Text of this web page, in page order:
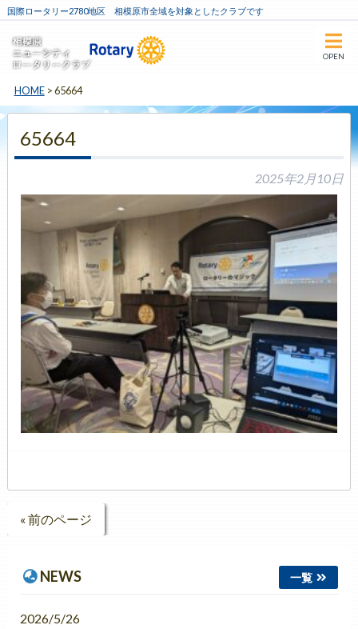
国際ロータリー2780地区 相模原市全域を対象としたクラブです
OPEN
HOME>65664
65664
2025年2月10日
« 前のページ
NEWS 一覧
2026/5/26